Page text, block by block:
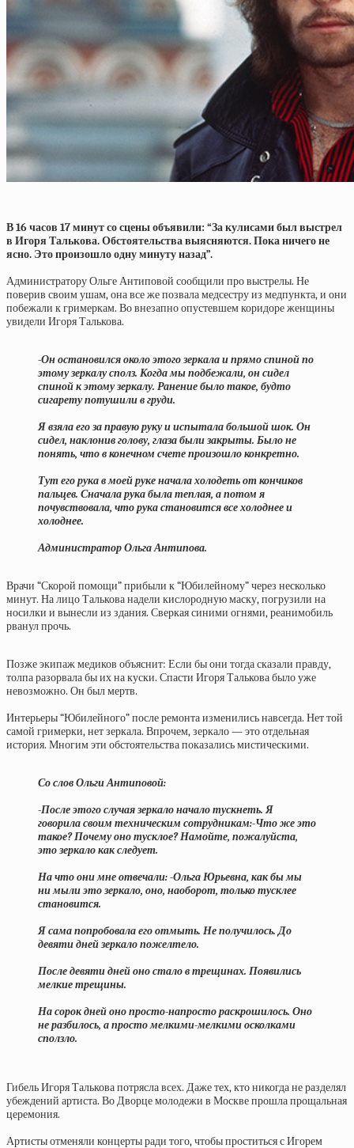
В 16 часов 17 минут со сцены объявили: “За кулисами был выстрел
в Игоря Талькова. Обстоятельства выясняются. Пока ничего не
ясно. Это произошло одну минуту назад”.
Администратору Ольге Антиповой сообщили про выстрелы. Не
поверив своим ушам, она все же позвала медсестру из медпункта, и они
побежали к гримеркам. Во внезапно опустевшем коридоре женщины
увидели Игоря Талькова.
-Он остановился около этого зеркала и прямо спиной по
этому зеркалу сполз. Когда мы подбежали, он сидел
спиной к этому зеркалу. Ранение было такое, будто
сигарету потушили в груди.
Я взяла его за правую руку и испытала большой шок. Он
сидел, наклонив голову, глаза были закрыты. Было не
понять, что в конечном счете произошло конкретно.
Тут его рука в моей руке начала холодеть от кончиков
пальцев. Сначала рука была теплая, а потом я
почувствовала, что рука становится все холоднее и
холоднее.
Администратор Ольга Антипова.
Врачи “Скорой помощи” прибыли к “Юбилейному” через несколько
минут. На лицо Талькова надели кислородную маску, погрузили на
носилки и вынесли из здания. Сверкая синими огнями, реанимобиль
рванул прочь.
Позже экипаж медиков объяснит: Если бы они тогда сказали правду,
толпа разорвала бы их на куски. Спасти Игоря Талькова было уже
невозможно. Он был мертв.
Интерьеры “Юбилейного” после ремонта изменились навсегда. Нет той
самой гримерки, нет зеркала. Впрочем, зеркало — это отдельная
история. Многим эти обстоятельства показались мистическими.
Со слов Ольги Антиповой:
-После этого случая зеркало начало тускнеть. Я
говорила своим техническим сотрудникам:-Что же это
такое? Почему оно тусклое? Намойте, пожалуйста,
это зеркало как следует.
На что они мне отвечали: -Ольга Юрьевна, как бы мы
ни мыли это зеркало, оно, наоборот, только тусклее
становится.
Я сама попробовала его отмыть. Не получилось. До
девяти дней зеркало пожелтело.
После девяти дней оно стало в трещинах. Появились
мелкие трещины.
На сорок дней оно просто-напросто раскрошилось. Оно
не разбилось, а просто мелкими-мелкими осколками
сползло.
Гибель Игоря Талькова потрясла всех. Даже тех, кто никогда не разделял
убеждений артиста. Во Дворце молодежи в Москве прошла прощальная
церемония.
Артисты отменяли концерты ради того, чтобы проститься с Игорем